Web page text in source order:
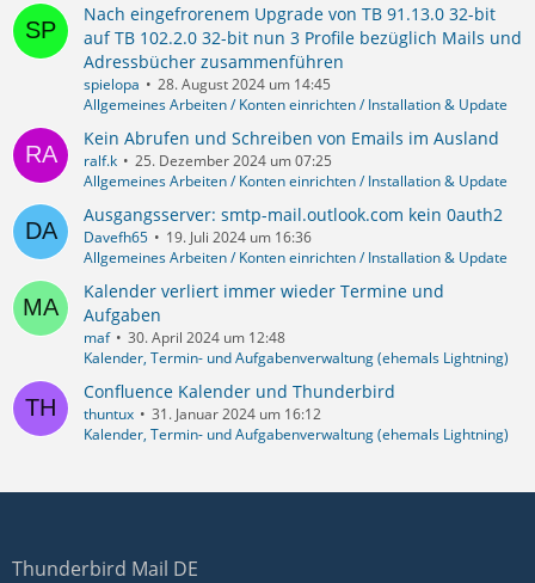
Nach eingefrorenem Upgrade von TB 91.13.0 32-bit
auf TB 102.2.0 32-bit nun 3 Profile bezüglich Mails und
Adressbücher zusammenführen
spielopa
28. August 2024 um 14:45
Allgemeines Arbeiten / Konten einrichten / Installation & Update
Kein Abrufen und Schreiben von Emails im Ausland
ralf.k
25. Dezember 2024 um 07:25
Allgemeines Arbeiten / Konten einrichten / Installation & Update
Ausgangsserver: smtp-mail.outlook.com kein 0auth2
Davefh65
19. Juli 2024 um 16:36
Allgemeines Arbeiten / Konten einrichten / Installation & Update
Kalender verliert immer wieder Termine und
Aufgaben
maf
30. April 2024 um 12:48
Kalender, Termin- und Aufgabenverwaltung (ehemals Lightning)
Confluence Kalender und Thunderbird
thuntux
31. Januar 2024 um 16:12
Kalender, Termin- und Aufgabenverwaltung (ehemals Lightning)
Thunderbird Mail DE